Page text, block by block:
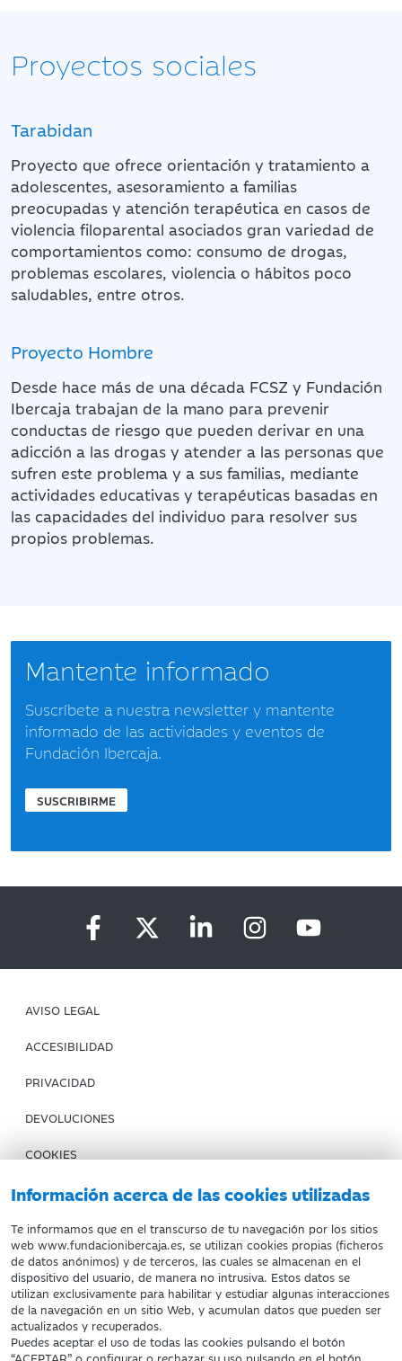
Información acerca de las cookies utilizadas
Te informamos que en el transcurso de tu navegación por los sitios
web www.fundacionibercaja.es, se utilizan cookies propias (ficheros
de datos anónimos) y de terceros, las cuales se almacenan en el
dispositivo del usuario, de manera no intrusiva. Estos datos se
utilizan exclusivamente para habilitar y estudiar algunas interacciones
de la navegación en un sitio Web, y acumulan datos que pueden ser
actualizados y recuperados.
Puedes aceptar el uso de todas las cookies pulsando el botón
“ACEPTAR” o configurar o rechazar su uso pulsando en el botón
Proyectos sociales
Tarabidan
Proyecto que ofrece orientación y tratamiento a
adolescentes, asesoramiento a familias
preocupadas y atención terapéutica en casos de
violencia filoparental asociados gran variedad de
comportamientos como: consumo de drogas,
problemas escolares, violencia o hábitos poco
saludables, entre otros.
Proyecto Hombre
Desde hace más de una década FCSZ y Fundación
Ibercaja trabajan de la mano para prevenir
conductas de riesgo que pueden derivar en una
adicción a las drogas y atender a las personas que
sufren este problema y a sus familias, mediante
actividades educativas y terapéuticas basadas en
las capacidades del individuo para resolver sus
propios problemas.
Mantente informado
Suscríbete a nuestra newsletter y mantente
informado de las actividades y eventos de
Fundación Ibercaja.
SUSCRIBIRME
AVISO LEGAL
ACCESIBILIDAD
PRIVACIDAD
DEVOLUCIONES
COOKIES
CONDICIONES DE COMPRA
IBERCAJA BANCO
Fundación Bancaria Ibercaja. C.I.F. G-50000652.
Inscrita en el Registro de Fundaciones del Mº de Educación,
Cultura y Deporte con el nº 1689.
Domicilio social: Joaquín Costa, 13. 50001 Zaragoza.